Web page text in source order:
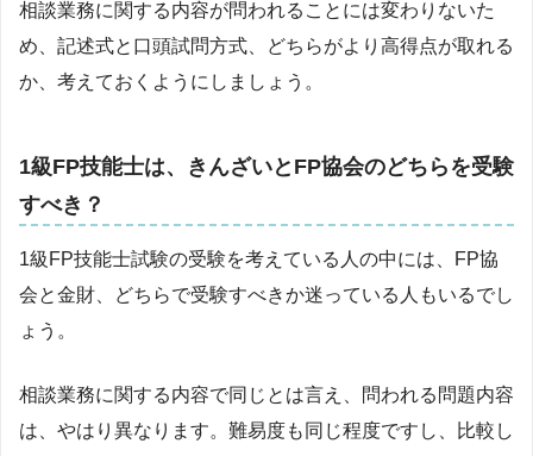
相談業務に関する内容が問われることには変わりないた
め、記述式と口頭試問方式、どちらがより高得点が取れる
か、考えておくようにしましょう。
1級FP技能士は、きんざいとFP協会のどちらを受験
すべき？
1級FP技能士試験の受験を考えている人の中には、FP協
会と金財、どちらで受験すべきか迷っている人もいるでし
ょう。
相談業務に関する内容で同じとは言え、問われる問題内容
は、やはり異なります。難易度も同じ程度ですし、比較し